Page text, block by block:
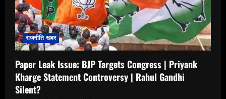
राजनीति खबर
Paper Leak Issue: BJP Targets Congress | Priyank
Kharge Statement Controversy | Rahul Gandhi
Silent?